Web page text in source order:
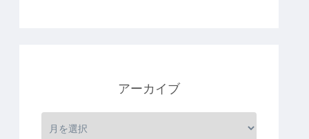
アーカイブ